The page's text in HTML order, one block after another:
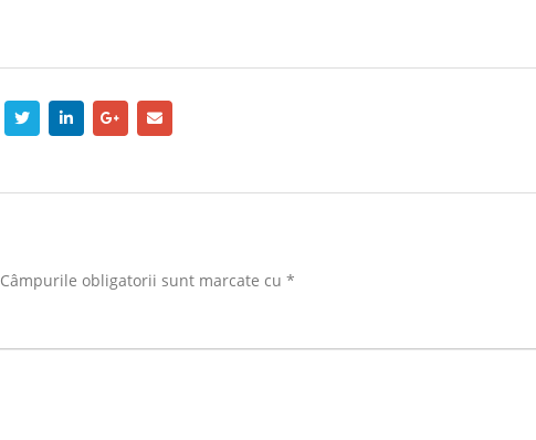
Câmpurile obligatorii sunt marcate cu *